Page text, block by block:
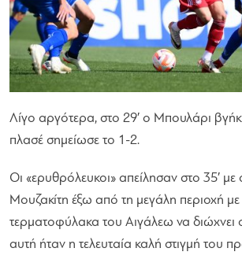
Λίγο αργότερα, στο 29′ ο Μπουλάρι βγήκε
πλασέ σημείωσε το 1-2.
Οι «ερυθρόλευκοι» απείλησαν στο 35′ με
Μουζακίτη έξω από τη μεγάλη περιοχή με
τερματοφύλακα του Αιγάλεω να διώχνει
αυτή ήταν η τελευταία καλή στιγμή του